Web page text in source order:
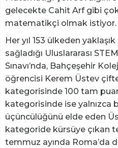
gelecekte Cahit Arf gibi
matematikçi olmak istiyor.
Her yıl 153 ülkeden
sağladığı Uluslararası
Sınavı’nda, Bahçeşehir
öğrencisi Kerem Üstev
kategorisinde 100 tam
kategorisinde ise yalnızca
üçüncülüğünü elde eden
kategoride kürsüye çıkan
temmuz ayında Roma’da